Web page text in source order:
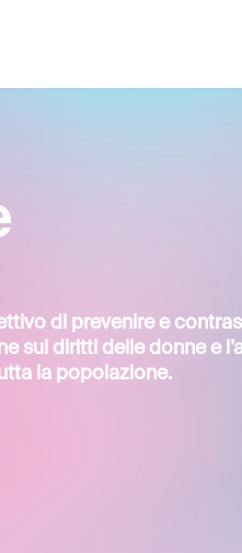
di prevenire e
sui diritti delle donne e
la popolazione.